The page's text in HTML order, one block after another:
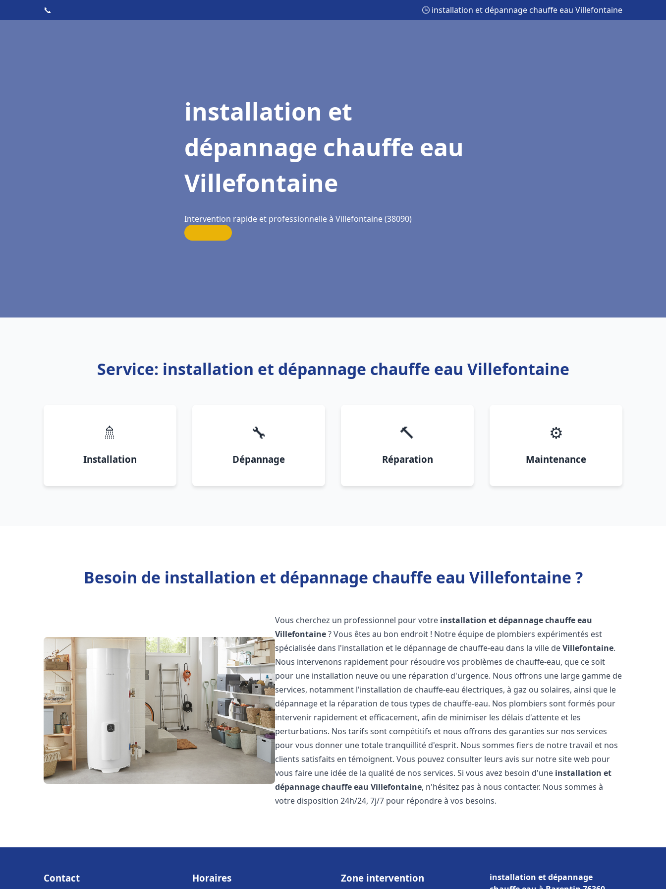
📞 🕒 installation et dépannage chauffe eau Villefontaine
installation et
dépannage chauffe eau
Villefontaine
Intervention rapide et professionnelle à Villefontaine (38090)
Service: installation et dépannage chauffe eau Villefontaine
🚿
Installation
🔧
Dépannage
🔨
Réparation
⚙️
Maintenance
Besoin de installation et dépannage chauffe eau Villefontaine ?
Vous cherchez un professionnel pour votre installation et dépannage chauffe eau
Villefontaine? Vous êtes au bon endroit ! Notre équipe de plombiers expérimentés est
spécialisée dans l'installation et le dépannage de chauffe-eau dans la ville deVillefontaine.
Nous intervenons rapidement pour résoudre vos problèmes de chauffe-eau, que ce soit
pour une installation neuve ou une réparation d'urgence. Nous offrons une large gamme de
services, notamment l'installation de chauffe-eau électriques, à gaz ou solaires, ainsi que le
dépannage et la réparation de tous types de chauffe-eau. Nos plombiers sont formés pour
intervenir rapidement et efficacement, afin de minimiser les délais d'attente et les
perturbations. Nos tarifs sont compétitifs et nous offrons des garanties sur nos services
pour vous donner une totale tranquillité d'esprit. Nous sommes fiers de notre travail et nos
clients satisfaits en témoignent. Vous pouvez consulter leurs avis sur notre site web pour
vous faire une idée de la qualité de nos services. Si vous avez besoin d'une installation et
dépannage chauffe eau Villefontaine, n'hésitez pas à nous contacter. Nous sommes à
votre disposition 24h/24, 7j/7 pour répondre à vos besoins.
Contact Horaires Zone intervention
installation et dépannage